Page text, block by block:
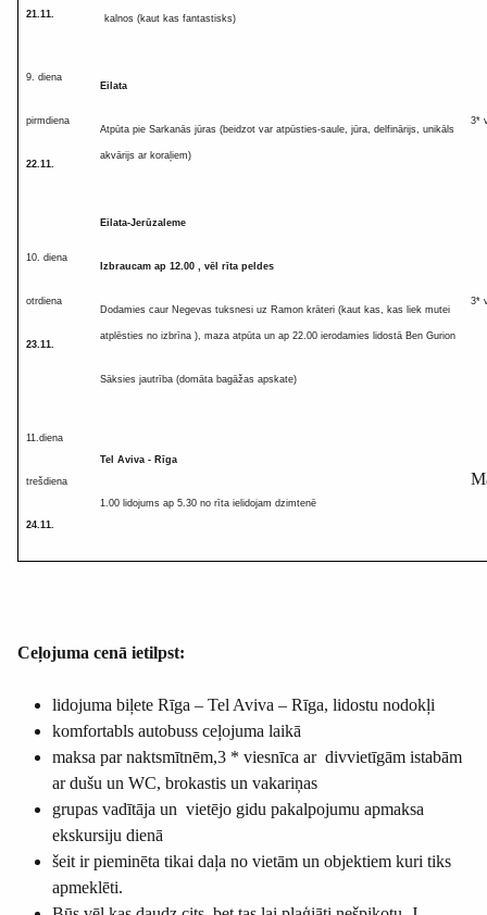
21.11. kalnos (kaut kas fantastisks)
9. diena
pirmdiena
22.11.
Eilata
Atpūta pie Sarkanās jūras (beidzot var atpūsties-saule, jūra, delfinārijs, unikāls
akvārijs ar koraļiem)
3*
10. diena
otrdiena
23.11.
Eilata-Jerūzaleme
Izbraucam ap 12.00 , vēl rīta peldes
Dodamies caur Negevas tuksnesi uz Ramon krāteri (kaut kas, kas liek mutei
atplēsties no izbrīna ), maza atpūta un ap 22.00 ierodamies lidostā Ben Gurion
Sāksies jautrība (domāta bagāžas apskate)
3*
11.diena
trešdiena
24.11.
Tel Aviva - Rīga
1.00 lidojums ap 5.30 no rīta ielidojam dzimtenē
Ceļojuma cenā ietilpst:
lidojuma biļete Rīga – Tel Aviva – Rīga, lidostu nodokļi
komfortabls autobuss ceļojuma laikā
maksa par naktsmītnēm,3 * viesnīca ar divvietīgām istabām
ar dušu un WC, brokastis un vakariņas
grupas vadītāja un vietējo gidu pakalpojumu apmaksa
ekskursiju dienā
šeit ir pieminēta tikai daļa no vietām un objektiem kuri tiks
apmeklēti.